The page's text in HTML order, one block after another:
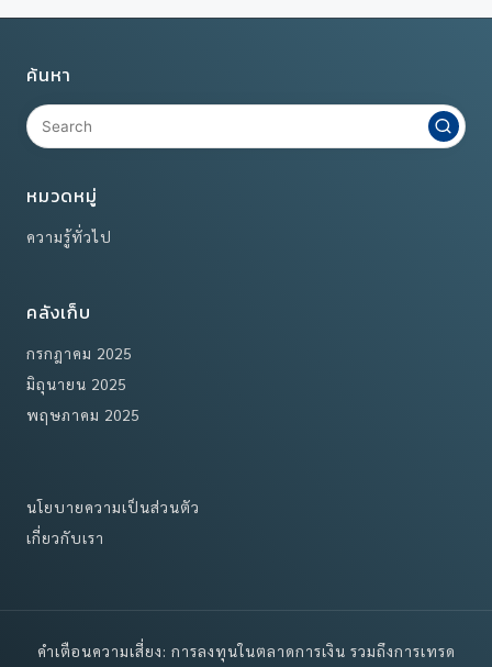
ค้นหา
หมวดหมู่
ความรู้ทั่วไป
คลังเก็บ
กรกฎาคม 2025
มิถุนายน 2025
พฤษภาคม 2025
นโยบายความเป็นส่วนตัว
เกี่ยวกับเรา
คำเตือนความเสี่ยง: การลงทุนในตลาดการเงิน รวมถึงการเทรด